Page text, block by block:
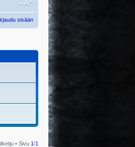
sisään
• Sivu 1/1